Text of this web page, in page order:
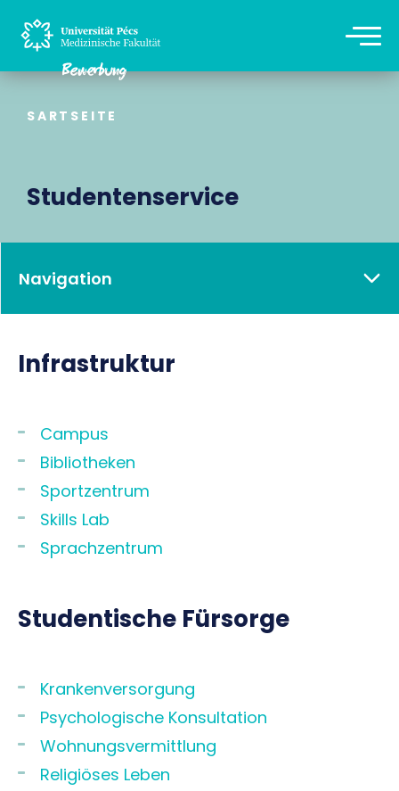
SARTSEITE
Studentenservice
Infrastruktur
Campus
Bibliotheken
Sportzentrum
Skills Lab
Sprachzentrum
Studentische Fürsorge
Krankenversorgung
Psychologische Konsultation
Wohnungsvermittlung
Religiöses Leben
Navigation